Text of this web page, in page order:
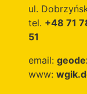
ul.
tel. +48 71
51
email:
www: